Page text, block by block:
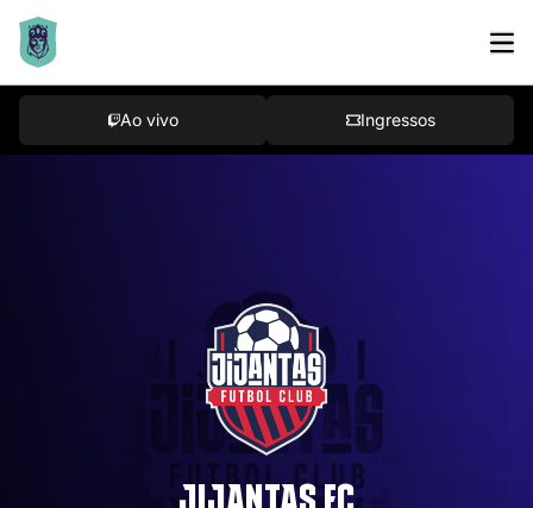
Ao vivo Ingressos
JIJANTAS FC